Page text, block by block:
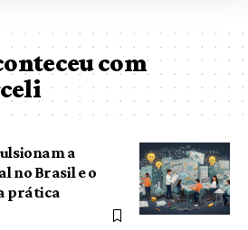
com
a
no Brasil e o
prática